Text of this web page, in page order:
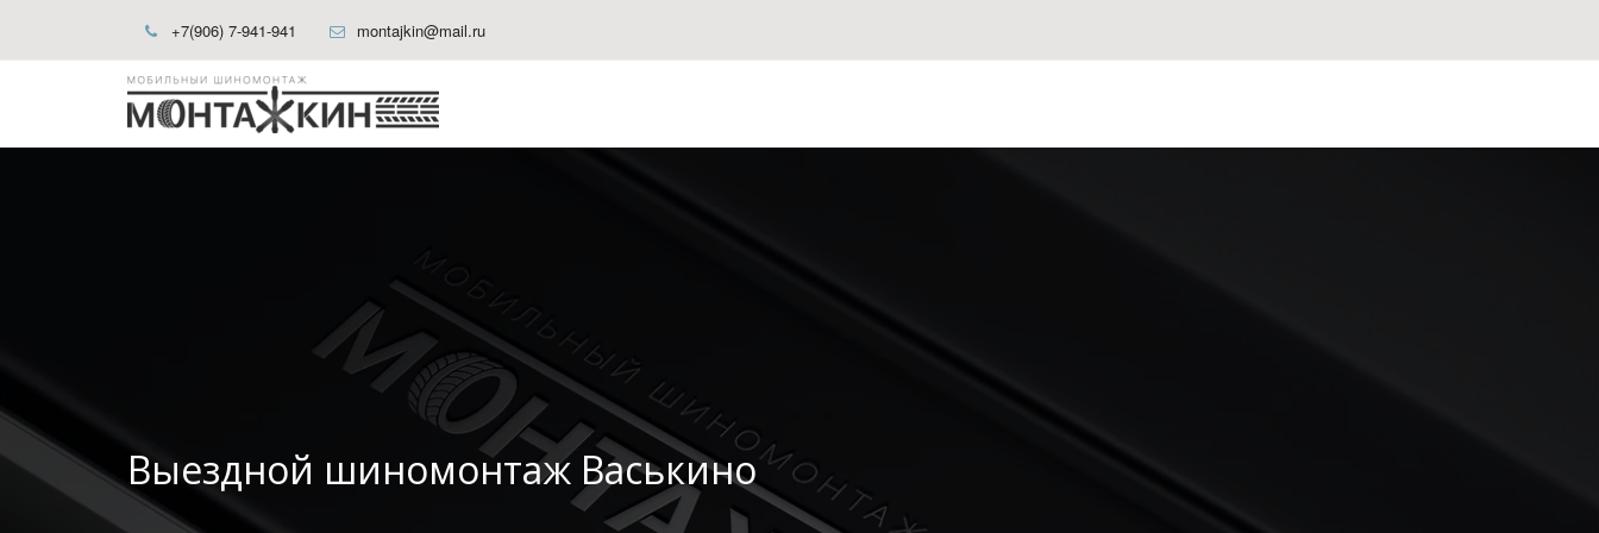
+7(906) 7-941-941 montajkin@mail.ru
Выездной шиномонтаж Васькино